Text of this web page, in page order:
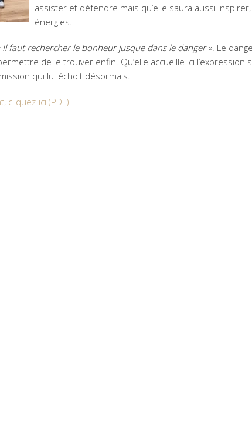
assister et défendre mais qu’elle saura aussi
énergies.
Il faut rechercher le bonheur jusque dans le danger ». Le
de le trouver enfin. Qu’elle accueille ici
qui lui échoit désormais.
cliquez-ici (PDF)